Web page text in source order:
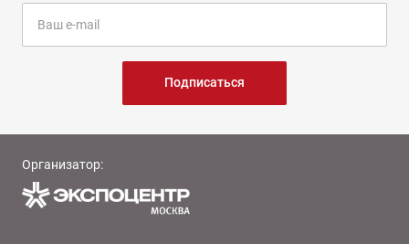
Подписаться
Организатор: